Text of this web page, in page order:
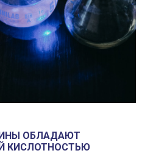
ОБЛАДАЮТ
КИСЛОТНОСТЬЮ